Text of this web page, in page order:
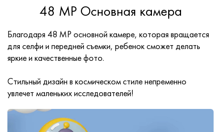
48 MP Основная камера
Благодаря 48 MP основной камере, которая вращается
для селфи и передней съемки, ребенок сможет делать
яркие и качественные фото.
Стильный дизайн в космическом стиле непременно
увлечет маленьких исследователей!